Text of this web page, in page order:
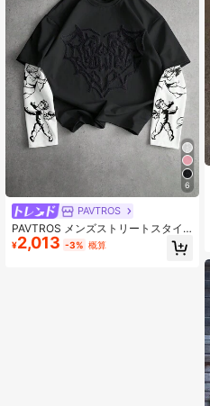
6
PAVTROS
PAVTROS メンズストリートスタイ
ル人気INSマッチングエンジェルキュ
ーピッド刺繍ハートアウトドアミュ
¥2,013 -3% 概算